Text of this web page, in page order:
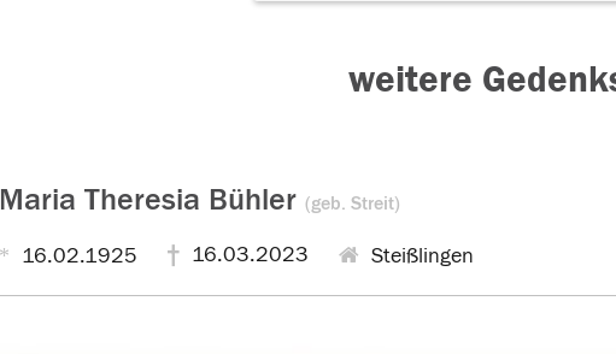
weitere
Maria Theresia Bühler (geb. Streit)
16.02.1925 16.03.2023 Steißlingen